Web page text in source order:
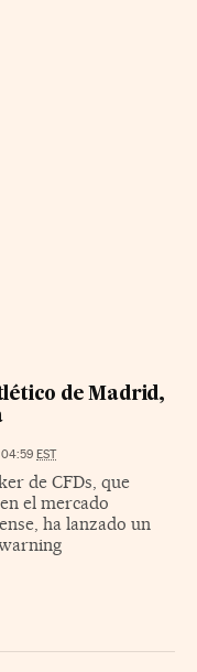
de Madrid,
04:59 EST
de CFDs, que
el mercado
ha lanzado un